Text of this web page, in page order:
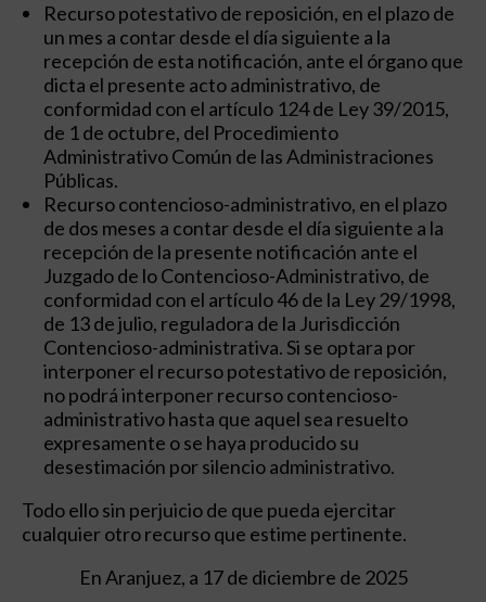
Recurso potestativo de reposición, en el plazo de
un mes a contar desde el día siguiente a la
recepción de esta notificación, ante el órgano que
dicta el presente acto administrativo, de
conformidad con el artículo 124 de Ley 39/2015,
de 1 de octubre, del Procedimiento
Administrativo Común de las Administraciones
Públicas.
Recurso contencioso-administrativo, en el plazo
de dos meses a contar desde el día siguiente a la
recepción de la presente notificación ante el
Juzgado de lo Contencioso-Administrativo, de
conformidad con el artículo 46 de la Ley 29/1998,
de 13 de julio, reguladora de la Jurisdicción
Contencioso-administrativa. Si se optara por
interponer el recurso potestativo de reposición,
no podrá interponer recurso contencioso-
administrativo hasta que aquel sea resuelto
expresamente o se haya producido su
desestimación por silencio administrativo.
Todo ello sin perjuicio de que pueda ejercitar
cualquier otro recurso que estime pertinente.
En Aranjuez, a 17 de diciembre de 2025